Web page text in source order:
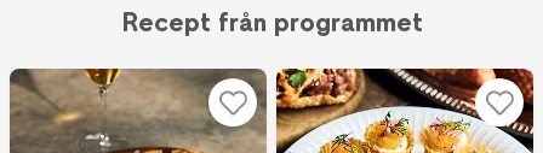
Recept från programmet